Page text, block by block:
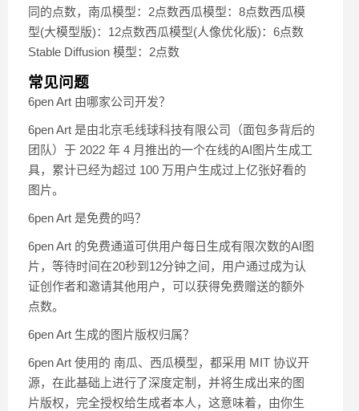
同的点数，南瓜模型：2点数西瓜模型：8点数西瓜模
型(大模型版)：12点数西瓜模型(人像优化版)：6点数
Stable Diffusion 模型：2点数
常见问题
6pen Art 由哪家公司开发？
6pen Art 是由北京毛线球科技有限公司（面包多背后的
团队）于 2022 年 4 月推出的一个在线的AI图片生成工
具，累计已经为超过 100 万用户生成过上亿张好看的
图片。
6pen Art 是免费的吗？
6pen Art 的免费通道可供用户每日生成有限次数的AI图
片，等待时间在20秒到12分钟之间，用户通过成为认
证创作者和邀请其他用户，可以获得免费赠送的额外
点数。
6pen Art 生成的图片版权归属？
6pen Art 使用的 南瓜、西瓜模型，都采用 MIT 协议开
源，在此基础上进行了深度定制，并将生成出来的图
片版权，完全授权给生成者本人，这意味着，由你生